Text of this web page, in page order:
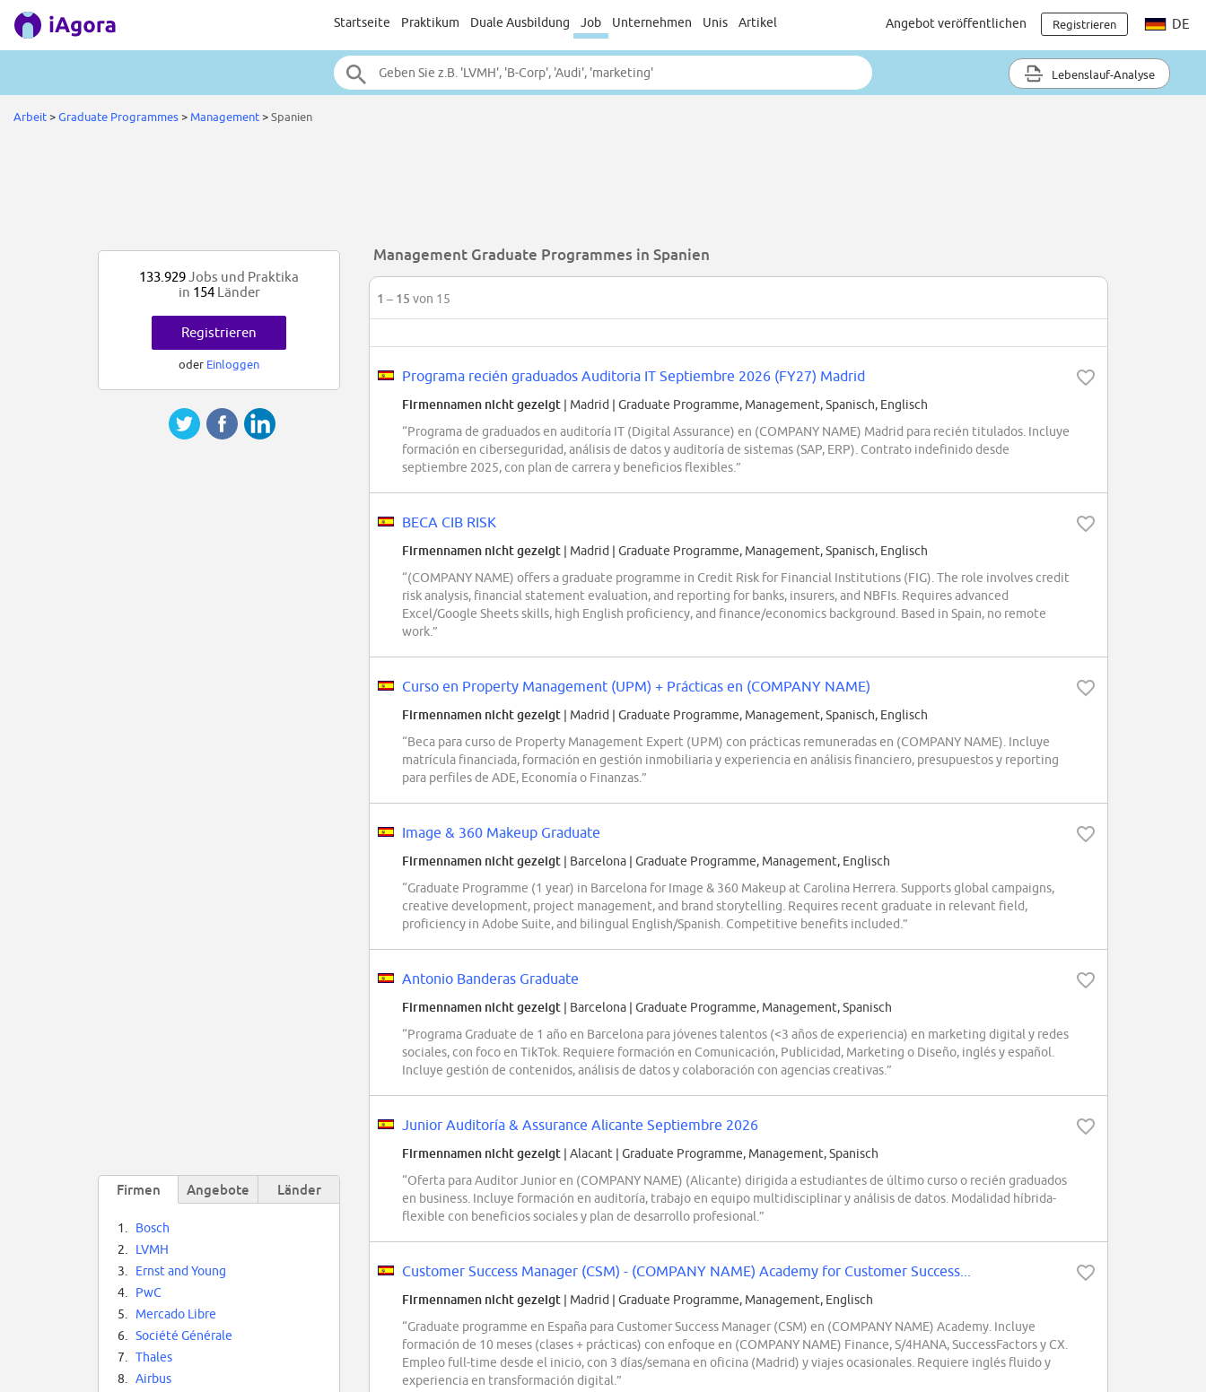
Startseite Praktikum Duale Ausbildung Job Unternehmen Unis Artikel Angebot veröffentlichen Registrieren DE
Lebenslauf-Analyse
Arbeit>Graduate Programmes> Management>Spanien
Management Graduate Programmes in Spanien
1 – 15 von 15
Programa recién graduados Auditoria IT Septiembre 2026 (FY27) Madrid
Firmennamen nicht gezeigt | Madrid | Graduate Programme, Management, Spanisch, Englisch
“Programa de graduados en auditoría IT (Digital Assurance) en (COMPANY NAME) Madrid para recién titulados. Incluye
formación en ciberseguridad, análisis de datos y auditoría de sistemas (SAP, ERP). Contrato indefinido desde
septiembre 2025, con plan de carrera y beneficios flexibles.”
BECA CIB RISK
Firmennamen nicht gezeigt | Madrid | Graduate Programme, Management, Spanisch, Englisch
“(COMPANY NAME) offers a graduate programme in Credit Risk for Financial Institutions (FIG). The role involves credit
risk analysis, financial statement evaluation, and reporting for banks, insurers, and NBFIs. Requires advanced
Excel/Google Sheets skills, high English proficiency, and finance/economics background. Based in Spain, no remote
work.”
Curso en Property Management (UPM) + Prácticas en (COMPANY NAME)
Firmennamen nicht gezeigt | Madrid | Graduate Programme, Management, Spanisch, Englisch
“Beca para curso de Property Management Expert (UPM) con prácticas remuneradas en (COMPANY NAME). Incluye
matrícula financiada, formación en gestión inmobiliaria y experiencia en análisis financiero, presupuestos y reporting
para perfiles de ADE, Economía o Finanzas.”
Image & 360 Makeup Graduate
Firmennamen nicht gezeigt | Barcelona | Graduate Programme, Management, Englisch
“Graduate Programme (1 year) in Barcelona for Image & 360 Makeup at Carolina Herrera. Supports global campaigns,
creative development, project management, and brand storytelling. Requires recent graduate in relevant field,
proficiency in Adobe Suite, and bilingual English/Spanish. Competitive benefits included.”
Antonio Banderas Graduate
Firmennamen nicht gezeigt | Barcelona | Graduate Programme, Management, Spanisch
“Programa Graduate de 1 año en Barcelona para jóvenes talentos (<3 años de experiencia) en marketing digital y redes
sociales, con foco en TikTok. Requiere formación en Comunicación, Publicidad, Marketing o Diseño, inglés y español.
Incluye gestión de contenidos, análisis de datos y colaboración con agencias creativas.”
Junior Auditoría & Assurance Alicante Septiembre 2026
Firmennamen nicht gezeigt | Alacant | Graduate Programme, Management, Spanisch
“Oferta para Auditor Junior en (COMPANY NAME) (Alicante) dirigida a estudiantes de último curso o recién graduados
en business. Incluye formación en auditoría, trabajo en equipo multidisciplinar y análisis de datos. Modalidad híbrida-
flexible con beneficios sociales y plan de desarrollo profesional.”
Customer Success Manager (CSM) - (COMPANY NAME) Academy for Customer Success...
Firmennamen nicht gezeigt | Madrid | Graduate Programme, Management, Englisch
“Graduate programme en España para Customer Success Manager (CSM) en (COMPANY NAME) Academy. Incluye
formación de 10 meses (clases + prácticas) con enfoque en (COMPANY NAME) Finance, S/4HANA, SuccessFactors y CX.
Empleo full-time desde el inicio, con 3 días/semana en oficina (Madrid) y viajes ocasionales. Requiere inglés fluido y
experiencia en transformación digital.”
133.929Jobs und Praktika
in 154Länder
Registrieren
oder Einloggen
Firmen Angebote Länder
1.
Bosch
2.
LVMH
3.
Ernst and Young
4.
PwC
5.
Mercado Libre
6.
Société Générale
7.
Thales
8.
Airbus